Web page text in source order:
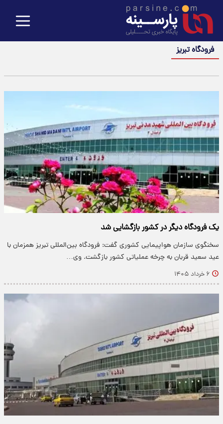
فرودگاه تبریز
یک فرودگاه دیگر در کشور بازگشایی شد
سخنگوی سازمان هواپیمایی کشوری گفت: فرودگاه بین‌المللی تبریز همزمان با
عید سعید قربان به چرخه عملیاتی کشور بازگشت. وی…
۶ خرداد ۱۴۰۵